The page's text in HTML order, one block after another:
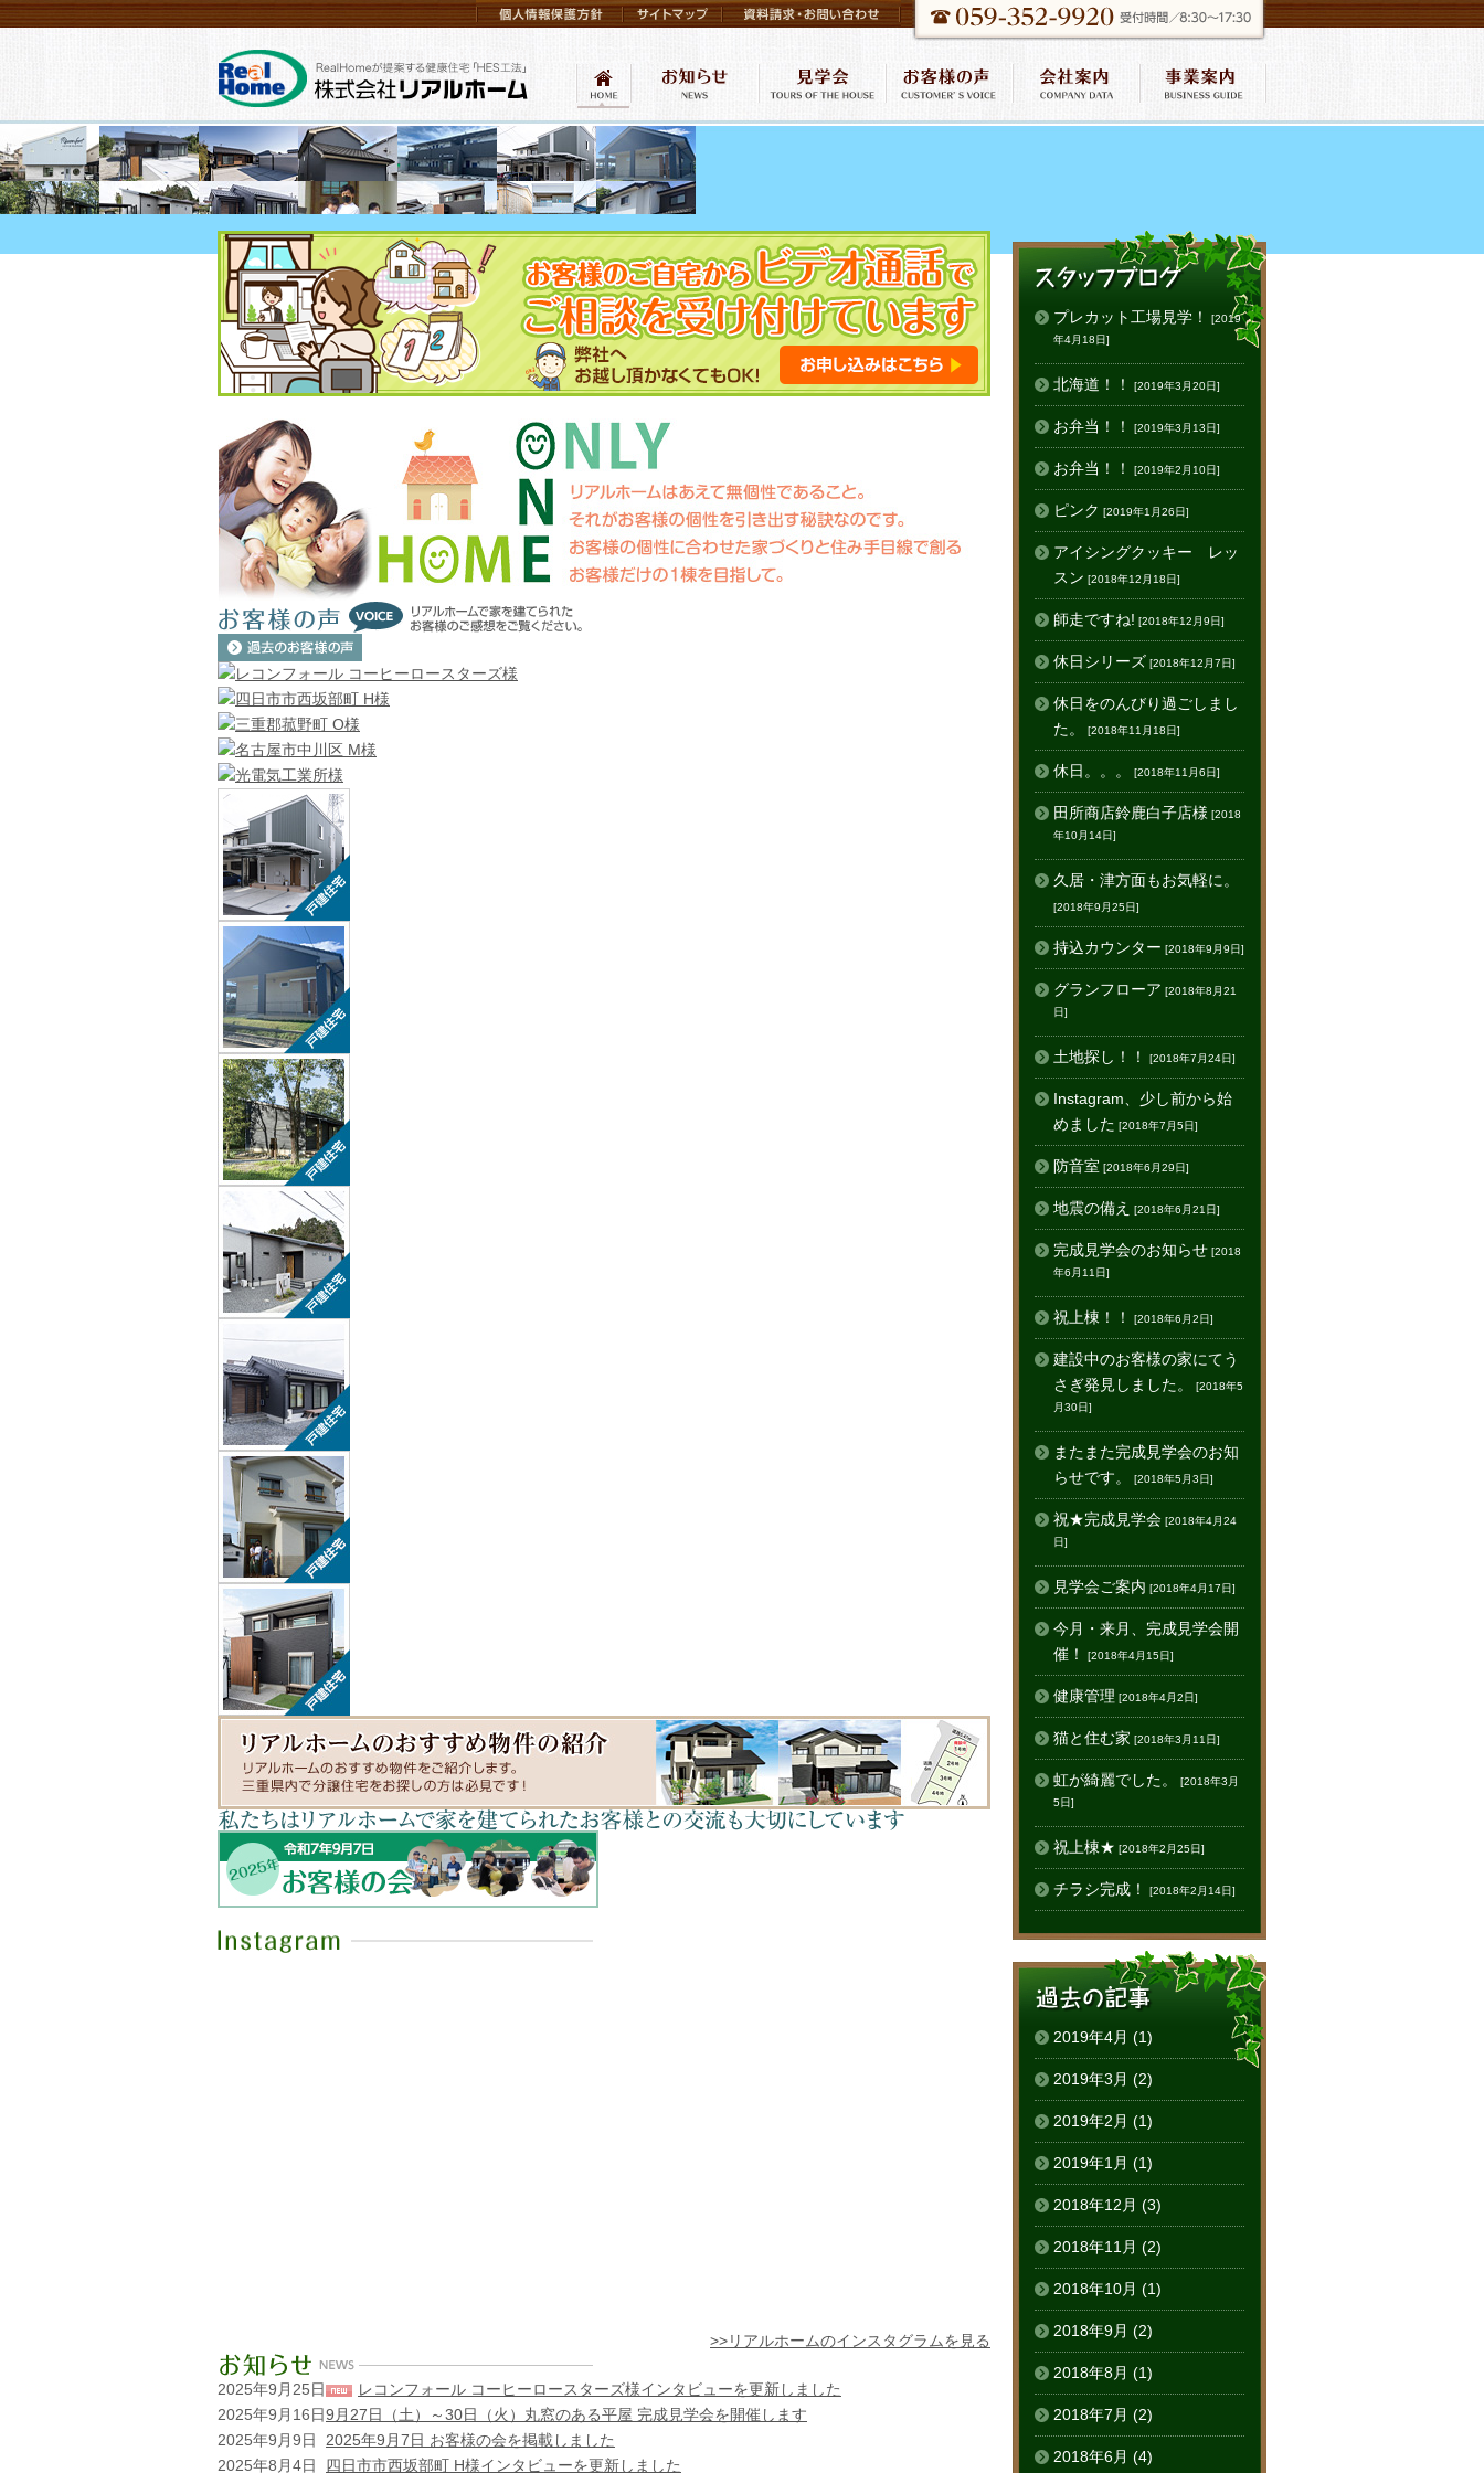
>>リアルホームのインスタグラムを見る
2025年9月25日
レコンフォール コーヒーロースターズ様インタビューを更新しました
2025年9月16日9月27日（土）～30日（火）丸窓のある平屋 完成見学会を開催します
2025年9月9日
2025年9月7日 お客様の会を掲載しました
2025年8月4日
四日市市西坂部町 H様インタビューを更新しました
プレカット工場見学！ [2019
年4月18日]
北海道！！ [2019年3月20日]
お弁当！！ [2019年3月13日]
お弁当！！ [2019年2月10日]
ピンク [2019年1月26日]
アイシングクッキー レッ
スン [2018年12月18日]
師走ですね! [2018年12月9日]
休日シリーズ [2018年12月7日]
休日をのんびり過ごしまし
た。
[2018年11月18日]
休日。。。 [2018年11月6日]
田所商店鈴鹿白子店様 [2018
年10月14日]
久居・津方面もお気軽に。
[2018年9月25日]
持込カウンター [2018年9月9日]
グランフローア [2018年8月21
日]
土地探し！！ [2018年7月24日]
Instagram、少し前から始
めました [2018年7月5日]
防音室 [2018年6月29日]
地震の備え [2018年6月21日]
完成見学会のお知らせ [2018
年6月11日]
祝上棟！！ [2018年6月2日]
建設中のお客様の家にてう
さぎ発見しました。
[2018年5
月30日]
またまた完成見学会のお知
らせです。
[2018年5月3日]
祝★完成見学会 [2018年4月24
日]
見学会ご案内 [2018年4月17日]
今月・来月、完成見学会開
催！
[2018年4月15日]
健康管理 [2018年4月2日]
猫と住む家 [2018年3月11日]
虹が綺麗でした。 [2018年3月
5日]
祝上棟★ [2018年2月25日]
チラシ完成！ [2018年2月14日]
2019年4月 (1)
2019年3月 (2)
2019年2月 (1)
2019年1月 (1)
2018年12月 (3)
2018年11月 (2)
2018年10月 (1)
2018年9月 (2)
2018年8月 (1)
2018年7月 (2)
2018年6月 (4)